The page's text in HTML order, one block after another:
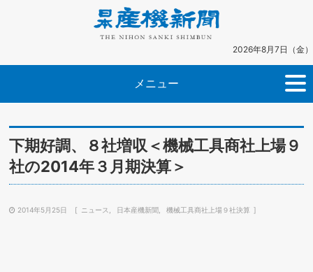
2026年8月7日（金）
メニュー
下期好調、８社増収＜機械工具商社上場９
社の2014年３月期決算＞
2014年5月25日 ニュース 日本産機新聞 機械工具商社上場９社決算